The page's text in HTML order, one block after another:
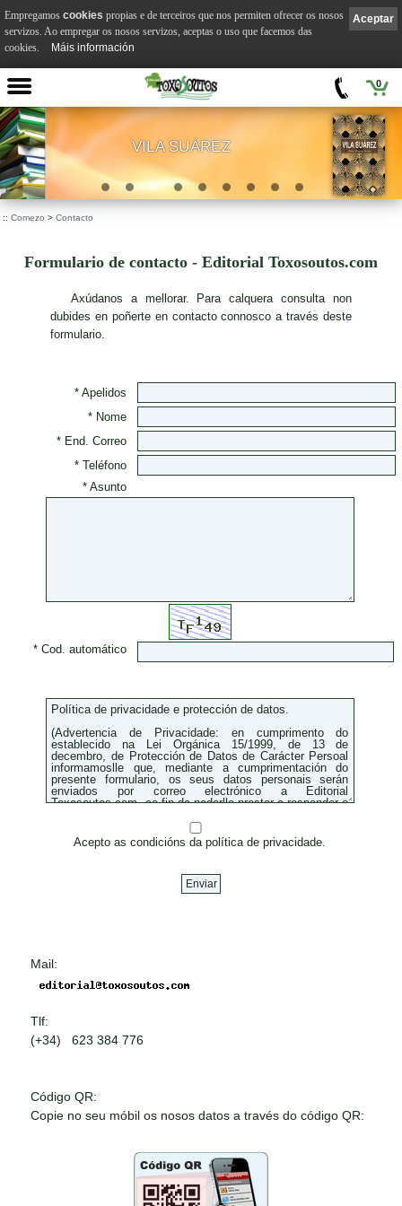
0
VILA SUÁREZ
:: Comezo > Contacto
Formulario de contacto - Editorial Toxosoutos.com
Axúdanos a mellorar. Para calquera consulta non
dubides en poñerte en contacto connosco a través deste
formulario.
* Apelidos
* Nome
* End. Correo
* Teléfono
* Asunto
* Cod. automático
Acepto as condicións da política de privacidade.
Mail:
Tlf:
(+34) 623 384 776
Código QR:
Copie no seu móbil os nosos datos a través do código QR:
Aceptar
Empregamos cookies propias e de terceiros que nos permiten ofrecer os nosos
servizos. Ao empregar os nosos servizos, aceptas o uso que facemos das
cookies.
Máis información